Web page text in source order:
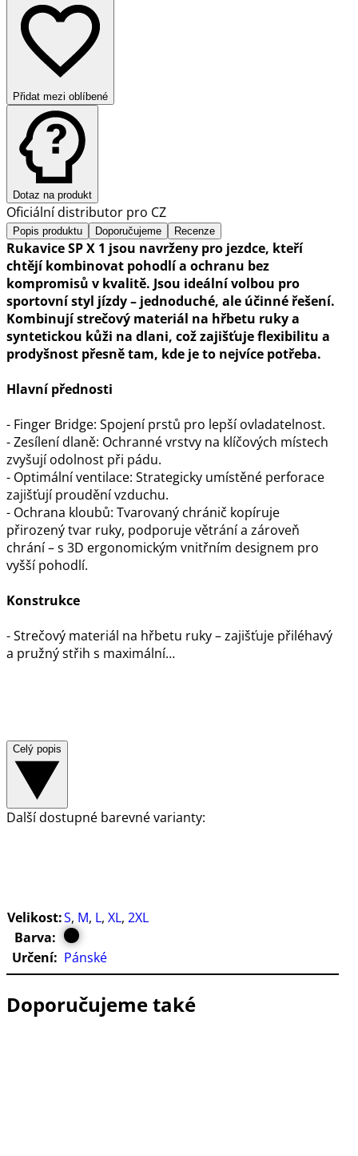
Přidat mezi oblíbené
Dotaz na produkt
Oficiální distributor pro CZ
Popis produktu Doporučujeme Recenze
Rukavice SP X 1 jsou navrženy pro jezdce, kteří
chtějí kombinovat pohodlí a ochranu bez
kompromisů v kvalitě. Jsou ideální volbou pro
sportovní styl jízdy – jednoduché, ale účinné řešení.
Kombinují strečový materiál na hřbetu ruky a
syntetickou kůži na dlani, což zajišťuje flexibilitu a
prodyšnost přesně tam, kde je to nejvíce potřeba.
Hlavní přednosti
- Finger Bridge: Spojení prstů pro lepší ovladatelnost.
- Zesílení dlaně: Ochranné vrstvy na klíčových místech
zvyšují odolnost při pádu.
- Optimální ventilace: Strategicky umístěné perforace
zajišťují proudění vzduchu.
- Ochrana kloubů: Tvarovaný chránič kopíruje
přirozený tvar ruky, podporuje větrání a zároveň
chrání – s 3D ergonomickým vnitřním designem pro
vyšší pohodlí.
Konstrukce
- Strečový materiál na hřbetu ruky – zajišťuje přiléhavý
a pružný střih s maximální…
Celý popis
Další dostupné barevné varianty:
Velikost:S, M, L, XL, 2XL
Barva:
Určení: Pánské
Doporučujeme také